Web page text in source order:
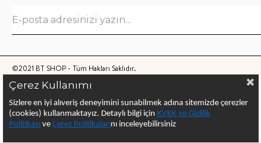
©2021 BT SHOP - Tüm Hakları Saklıdır.
Çerez Kullanımı
Sizlere en iyi alıveriş deneyimini sunabilmek adına sitemizde çerezler
(cookies) kullanmaktayız. Detaylı bilgi için KVKK ve Gizlilik
Politikası ve Çerez Politikalarını inceleyebilirsiniz